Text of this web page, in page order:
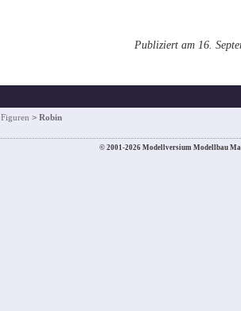
Publiziert am 16.
Figuren > Robin
© 2001-2026 Modellversium Modellbau